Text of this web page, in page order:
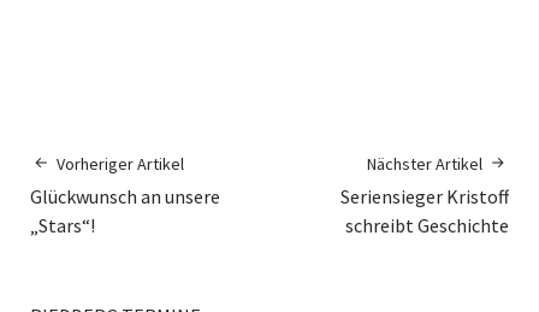
Vorheriger Artikel
Glückwunsch an unsere
„Stars“!
Nächster Artikel
Seriensieger Kristoff
schreibt Geschichte